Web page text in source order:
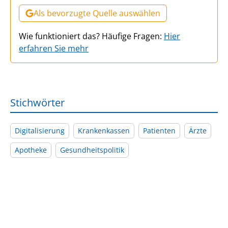
Als bevorzugte Quelle auswählen
Wie funktioniert das? Häufige Fragen: Hier
erfahren Sie mehr
Stichwörter
Digitalisierung Krankenkassen Patienten
Ärzte
Apotheke
Gesundheitspolitik